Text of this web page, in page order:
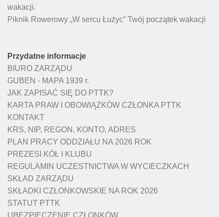
wakacji.
Piknik Rowerowy „W sercu Łużyc” Twój początek wakacji
Przydatne informacje
BIURO ZARZĄDU
GUBEN - MAPA 1939 r.
JAK ZAPISAĆ SIĘ DO PTTK?
KARTA PRAW I OBOWIĄZKÓW CZŁONKA PTTK
KONTAKT
KRS, NIP, REGON, KONTO, ADRES
PLAN PRACY ODDZIAŁU NA 2026 ROK
PREZESI KÓŁ I KLUBU
REGULAMIN UCZESTNICTWA W WYCIECZKACH
SKŁAD ZARZĄDU
SKŁADKI CZŁONKOWSKIE NA ROK 2026
STATUT PTTK
UBEZPIECZENIE CZŁONKÓW